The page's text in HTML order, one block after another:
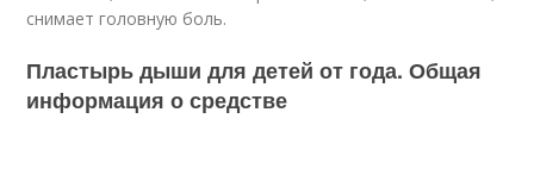
снимает головную боль.
Пластырь дыши для детей от года. Общая
информация о средстве